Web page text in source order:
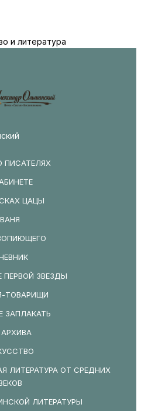
и литература
ПИСАТЕЛЯХ
ЦАЦЫ
ВАНЯ
ПЕРВОЙ ЗВЕЗДЫ
ТОВАРИЩИ
ЗАПЛАКАТЬ
ЛИТЕРАТУРА ОТ СРЕДНИХ
ЛИТЕРАТУРЫ